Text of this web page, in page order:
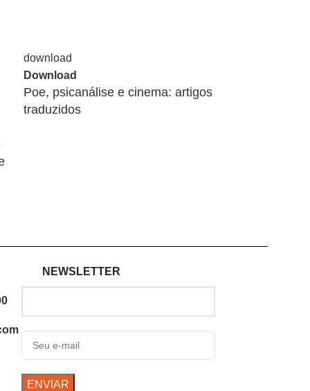
Download
Poe, psicanálise e cinema: artigos
traduzidos
NEWSLETTER